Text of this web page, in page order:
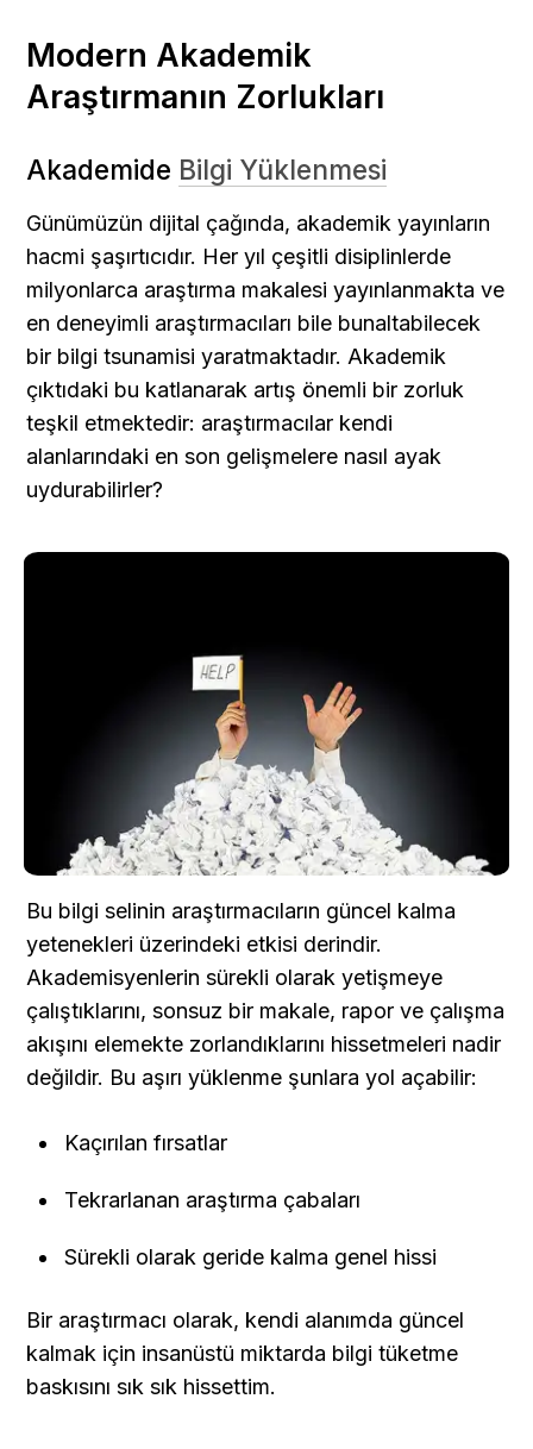
Modern Akademik
Araştırmanın Zorlukları
Akademide Bilgi Yüklenmesi
Günümüzün dijital çağında, akademik yayınların
hacmi şaşırtıcıdır. Her yıl çeşitli disiplinlerde
milyonlarca araştırma makalesi yayınlanmakta ve
en deneyimli araştırmacıları bile bunaltabilecek
bir bilgi tsunamisi yaratmaktadır. Akademik
çıktıdaki bu katlanarak artış önemli bir zorluk
teşkil etmektedir: araştırmacılar kendi
alanlarındaki en son gelişmelere nasıl ayak
uydurabilirler?
Bu bilgi selinin araştırmacıların güncel kalma
yetenekleri üzerindeki etkisi derindir.
Akademisyenlerin sürekli olarak yetişmeye
çalıştıklarını, sonsuz bir makale, rapor ve çalışma
akışını elemekte zorlandıklarını hissetmeleri nadir
değildir. Bu aşırı yüklenme şunlara yol açabilir:
Kaçırılan fırsatlar
Tekrarlanan araştırma çabaları
Sürekli olarak geride kalma genel hissi
Bir araştırmacı olarak, kendi alanımda güncel
kalmak için insanüstü miktarda bilgi tüketme
baskısını sık sık hissettim.